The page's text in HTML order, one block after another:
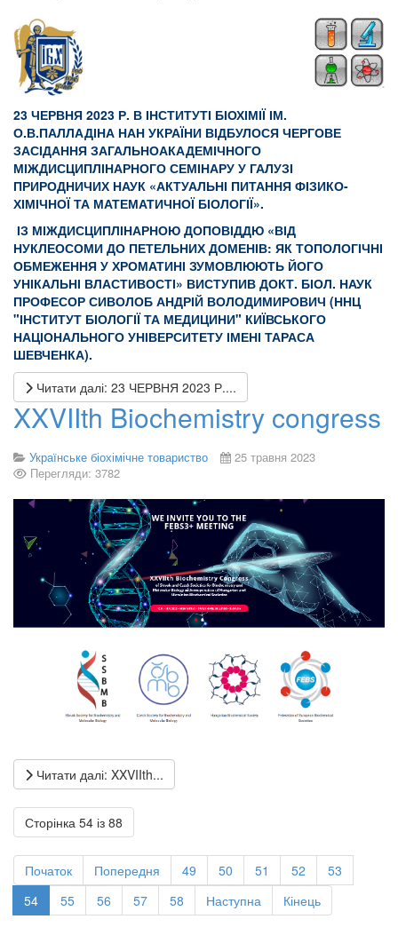
23 ЧЕРВНЯ 2023 Р. В ІНСТИТУТІ БІОХІМІЇ ІМ.
О.В.ПАЛЛАДІНА НАН УКРАЇНИ ВІДБУЛОСЯ ЧЕРГОВЕ
ЗАСІДАННЯ ЗАГАЛЬНОАКАДЕМІЧНОГО
МІЖДИСЦИПЛІНАРНОГО СЕМІНАРУ У ГАЛУЗІ
ПРИРОДНИЧИХ НАУК «АКТУАЛЬНІ ПИТАННЯ ФІЗИКО-
ХІМІЧНОЇ ТА МАТЕМАТИЧНОЇ БІОЛОГІЇ».
ІЗ МІЖДИСЦИПЛІНАРНОЮ ДОПОВІДДЮ «ВІД
НУКЛЕОСОМИ ДО ПЕТЕЛЬНИХ ДОМЕНІВ: ЯК ТОПОЛОГІЧНІ
ОБМЕЖЕННЯ У ХРОМАТИНІ ЗУМОВЛЮЮТЬ ЙОГО
УНІКАЛЬНІ ВЛАСТИВОСТІ» ВИСТУПИВ ДОКТ. БІОЛ. НАУК
ПРОФЕСОР СИВОЛОБ АНДРІЙ ВОЛОДИМИРОВИЧ (ННЦ
"ІНСТИТУТ БІОЛОГІЇ ТА МЕДИЦИНИ" КИЇВСЬКОГО
НАЦІОНАЛЬНОГО УНІВЕРСИТЕТУ ІМЕНІ ТАРАСА
ШЕВЧЕНКА).
Читати далі: 23 ЧЕРВНЯ 2023 Р....
XXVIIth Biochemistry congress
Українське біохімічне товариство
25 травня 2023
Перегляди: 3782
Читати далі: XXVIIth...
Сторінка 54 із 88
Початок Попередня 49 50 51 52
53
54
55 56 57 58 Наступна Кінець